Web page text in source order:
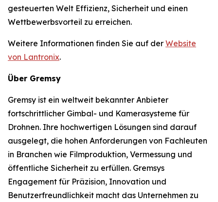
gesteuerten Welt Effizienz, Sicherheit und einen
Wettbewerbsvorteil zu erreichen.
Weitere Informationen finden Sie auf der Website
von Lantronix.
Über Gremsy
Gremsy ist ein weltweit bekannter Anbieter
fortschrittlicher Gimbal- und Kamerasysteme für
Drohnen. Ihre hochwertigen Lösungen sind darauf
ausgelegt, die hohen Anforderungen von Fachleuten
in Branchen wie Filmproduktion, Vermessung und
öffentliche Sicherheit zu erfüllen. Gremsys
Engagement für Präzision, Innovation und
Benutzerfreundlichkeit macht das Unternehmen zu